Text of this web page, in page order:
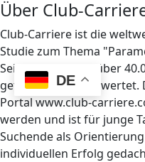
DE
Über Club-
Club-Carriere ist die
Studie zum Thema
Seit 1997 wurden über
geführt und ausgewertet.
Portal www.club-
werden und ist für junge
Suchende als
individuellen Erfolg